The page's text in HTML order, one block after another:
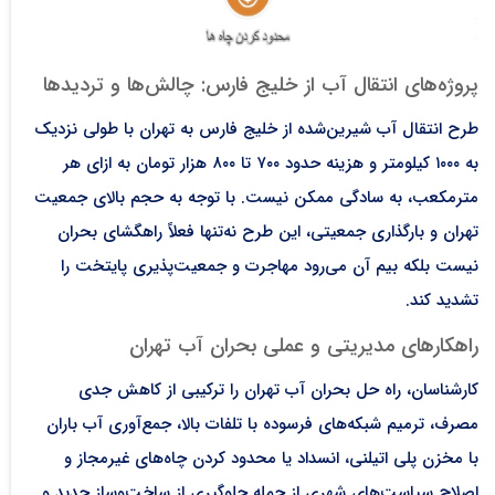
پروژه‌های انتقال آب از خلیج فارس: چالش‌ها و تردیدها
طرح انتقال آب شیرین‌شده از خلیج فارس به تهران با طولی نزدیک
به ۱۰۰۰ کیلومتر و هزینه حدود ۷۰۰ تا ۸۰۰ هزار تومان به ازای هر
مترمکعب، به سادگی ممکن نیست. با توجه به حجم بالای جمعیت
تهران و بارگذاری جمعیتی، این طرح نه‌تنها فعلاً راهگشای بحران
نیست بلکه بیم آن می‌رود مهاجرت و جمعیت‌پذیری پایتخت را
تشدید کند.​
راهکارهای مدیریتی و عملی بحران آب تهران
کارشناسان، راه حل بحران آب تهران را ترکیبی از کاهش جدی
مصرف، ترمیم شبکه‌های فرسوده با تلفات بالا، جمع‌آوری آب باران
با مخزن پلی اتیلنی، انسداد یا محدود کردن چاه‌های غیرمجاز و